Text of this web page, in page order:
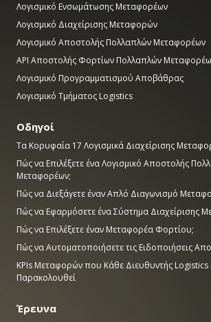
Λογισμικό Ενσωμάτωσης Μεταφορέων
Λογισμικό Διαχείρισης Μεταφορών
Λογισμικό Αποστολής Πολλαπλών Μεταφορέων
API Αποστολής Φορτίων Πολλαπλών
Λογισμικό Προγραμματισμού Αποβάθρας
Λογισμικό Τμήματος Logistics
Οδηγοί
Τα Κορυφαία 17 Λογισμικά Διαχείρισης
Πώς να Επιλέξετε ένα Λογισμικό Αποστολής
Μεταφορέων;
Πώς να Διεξάγετε έναν Απλό Διαγωνισμό
Πώς να Εφαρμόσετε ένα Σύστημα Διαχείρισης
Πώς να Επιλέξετε έναν Μεταφορέα Φορτίου;
Πώς να Αυτοματοποιήσετε τις Ειδοποιήσεις
KPIs Μεταφορών που Κάθε Διευθυντής Logistics
Παρακολουθεί
Έρευνα